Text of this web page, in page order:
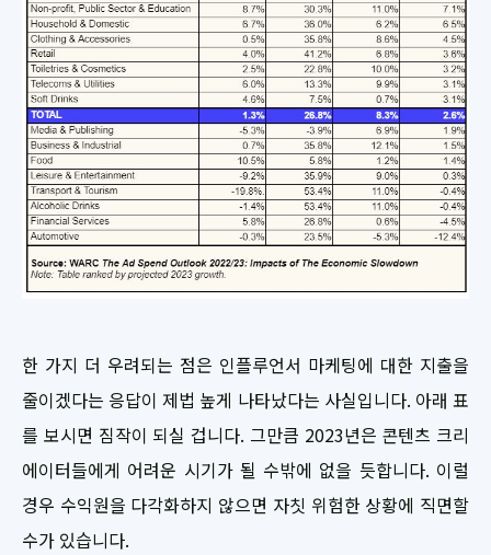
한 가지 더 우려되는 점은 인플루언서 마케팅에 대한 지출을
줄이겠다는 응답이 제법 높게 나타났다는 사실입니다. 아래 표
를 보시면 짐작이 되실 겁니다. 그만큼 2023년은 콘텐츠 크리
에이터들에게 어려운 시기가 될 수밖에 없을 듯합니다. 이럴
경우 수익원을 다각화하지 않으면 자칫 위험한 상황에 직면할
수가 있습니다.